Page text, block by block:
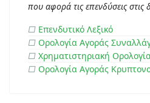
που αφορά τις επενδύσεις στις
□ Επενδυτικό Λεξικό
□ Ορολογία Αγοράς
□ Χρηματιστηριακή
□ Ορολογία Αγοράς